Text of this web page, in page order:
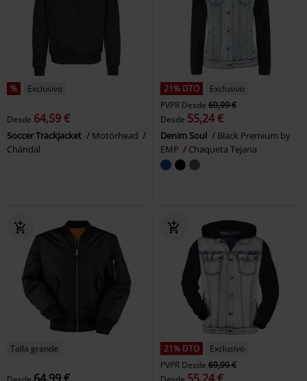
% Exclusivo
Desde 64,59 €
Soccer Trackjacket
Motörhead
Chándal
21% DTO
Exclusivo
PVPR Desde 69,99 €
Desde 55,24 €
Denim Soul
Black Premium by
EMP
Chaqueta Tejana
Talla grande
64,99 €
21% DTO
Exclusivo
PVPR Desde 69,99 €
55,24 €